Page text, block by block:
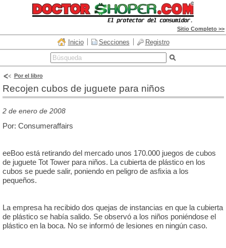
Sitio Completo >>
Inicio Secciones Registro
Por el libro
Recojen cubos de juguete para niños
2 de enero de 2008
Por: Consumeraffairs
eeBoo está retirando del mercado unos 170.000 juegos de cubos
de juguete Tot Tower para niños. La cubierta de plástico en los
cubos se puede salir, poniendo en peligro de asfixia a los
pequeños.
La empresa ha recibido dos quejas de instancias en que la cubierta
de plástico se había salido. Se observó a los niños poniéndose el
plástico en la boca. No se informó de lesiones en ningún caso.